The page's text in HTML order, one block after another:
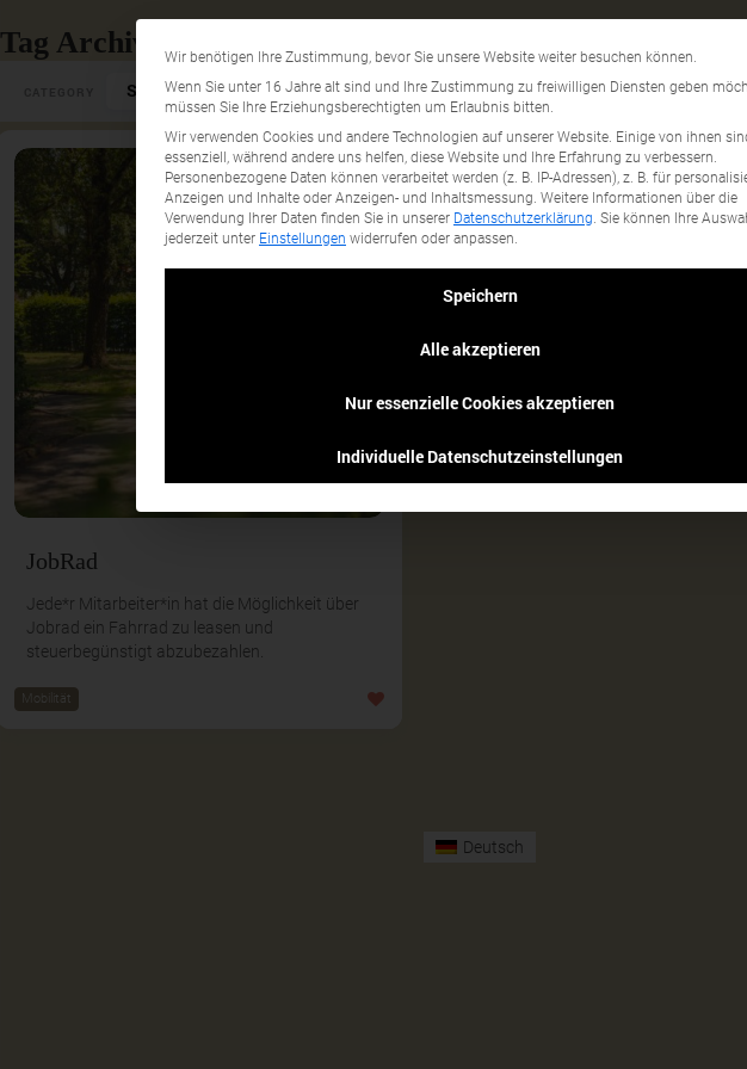
Tag Archives: Jobrad
Select Category...
JobRad
Jede*r Mitarbeiter*in hat die Möglichkeit über
Jobrad ein Fahrrad zu leasen und
steuerbegünstigt abzubezahlen.
Mobilität
Wir benötigen Ihre Zustimmung, bevor Sie unsere Website weiter besuchen können.
Wenn Sie unter 16 Jahre alt sind und Ihre Zustimmung zu freiwilligen Diensten geben
müssen Sie Ihre Erziehungsberechtigten um Erlaubnis bitten.
Wir verwenden Cookies und andere Technologien auf unserer Website. Einige von ihnen
essenziell, während andere uns helfen, diese Website und Ihre Erfahrung zu verbessern.
Personenbezogene Daten können verarbeitet werden (z. B. IP-Adressen), z. B. für
Anzeigen und Inhalte oder Anzeigen- und Inhaltsmessung. Weitere Informationen über die
Verwendung Ihrer Daten finden Sie in unserer Datenschutzerklärung. Sie können Ihre
jederzeit unter Einstellungen widerrufen oder anpassen.
Speichern
Alle akzeptieren
Nur essenzielle Cookies akzeptieren
Individuelle Datenschutzeinstellungen
Deutsch